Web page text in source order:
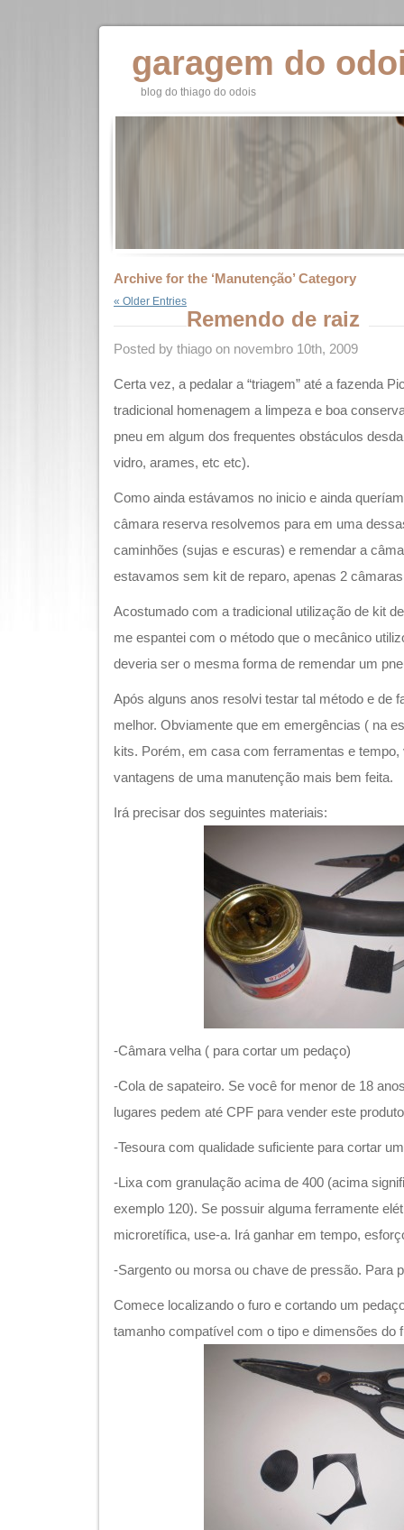
garagem do
blog do thiago do odois
Archive for the ‘Manutenção’ Category
« Older Entries
Remendo de raiz
Posted by thiago on novembro 10th, 2009
Certa vez, a pedalar a “triagem” até a fazenda
tradicional homenagem a limpeza e boa
pneu em algum dos frequentes obstáculos
vidro, arames, etc etc).
Como ainda estávamos no inicio e ainda
câmara reserva resolvemos para em uma
caminhões (sujas e escuras) e remendar a
estavamos sem kit de reparo, apenas 2
Acostumado com a tradicional utilização de kit
me espantei com o método que o mecânico
deveria ser o mesma forma de remendar um
Após alguns anos resolvi testar tal método e de
melhor. Obviamente que em emergências ( na
kits. Porém, em casa com ferramentas e
vantagens de uma manutenção mais bem feita.
Irá precisar dos seguintes materiais:
-Câmara velha ( para cortar um pedaço)
-Cola de sapateiro. Se você for menor de 18
lugares pedem até CPF para vender este
-Tesoura com qualidade suficiente para cortar
-Lixa com granulação acima de 400 (acima
exemplo 120). Se possuir alguma ferramente
microretífica, use-a. Irá ganhar em tempo,
-Sargento ou morsa ou chave de pressão. Para
Comece localizando o furo e cortando um
tamanho compatível com o tipo e dimensões do